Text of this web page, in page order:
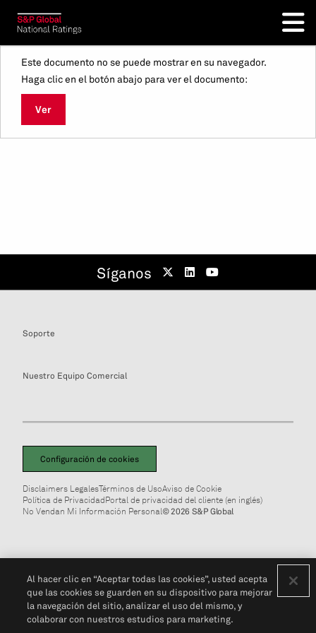
Este documento no se puede mostrar en su navegador.
Haga clic en el botón abajo para ver el documento:
Ver
Síganos
Soporte
Nuestro Equipo Comercial
Configuración de cookies
Disclaimers LegalesTérminos de UsoAviso de Cookie
Política de PrivacidadPortal de privacidad del cliente (en inglés)
No Vendan Mi Información Personal© 2026 S&P Global
Al hacer clic en “Aceptar todas las cookies”, usted acepta
que las cookies se guarden en su dispositivo para mejorar
la navegación del sitio, analizar el uso del mismo, y
colaborar con nuestros estudios para marketing.